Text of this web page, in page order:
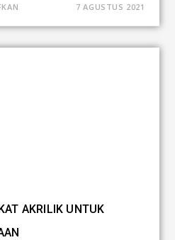
7 AGUSTUS 2021
AKRILIK UNTUK